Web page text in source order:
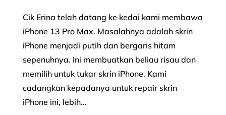
Cik Erina telah datang ke kedai kami membawa
iPhone 13 Pro Max. Masalahnya adalah skrin
iPhone menjadi putih dan bergaris hitam
sepenuhnya. Ini membuatkan beliau risau dan
memilih untuk tukar skrin iPhone. Kami
cadangkan kepadanya untuk repair skrin
iPhone ini, lebih...